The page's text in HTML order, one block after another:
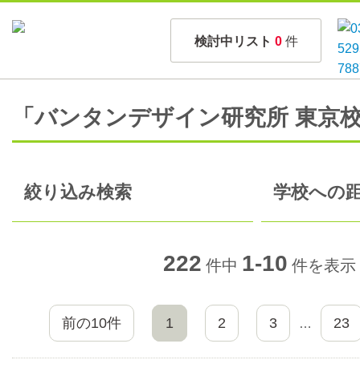
検討中リスト 0 件
「バンタンデザイン研究所 東京
絞り込み検索 学校への
222 件中 1-10 件を表示
前の10件 1 2 3 … 23